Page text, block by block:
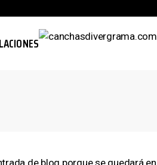
de blog porque se quedará